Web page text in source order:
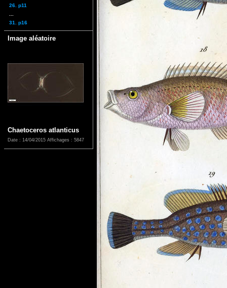
26. p11
31. p16
Image aléatoire
Chaetoceros atlanticus
Date : 14/04/2015 Affichages : 5847